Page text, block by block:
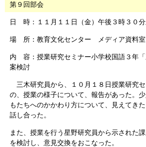
第９回部会
日 時：１１月１１日（金）午後３時３０分
場 所：教育文化センター メディア資料室
内 容：授業研究セミナー小学校国語３年
案検討
三木研究員から、１０月１８日授業研究
の、授業の様子について、報告があった。
もたちへのかかわり方について、見えてき
話し合った。
また、授業を行う星野研究員から示された
を検討し、意見交換をおこなった。